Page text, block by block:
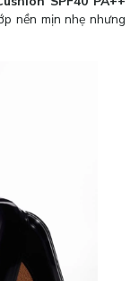
nền mịn nhẹ nhưng